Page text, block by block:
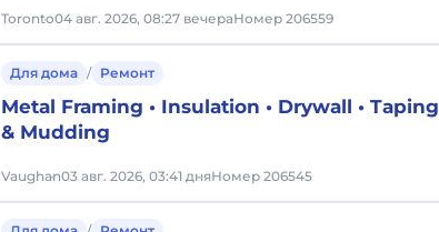
Toronto04 авг. 2026, 08:27 вечераНомер 206559
Для дома / Ремонт
Metal Framing • Insulation • Drywall • Taping
& Mudding
Vaughan03 авг. 2026, 03:41 дняНомер 206545